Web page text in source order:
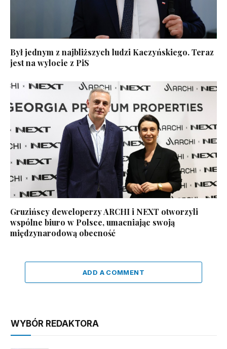
Był jednym z najbliższych ludzi Kaczyńskiego. Teraz
jest na wylocie z PiS
Gruzińscy deweloperzy ARCHI i NEXT otworzyli
wspólne biuro w Polsce, umacniając swoją
międzynarodową obecność
ADD A COMMENT
WYBÓR REDAKTORA